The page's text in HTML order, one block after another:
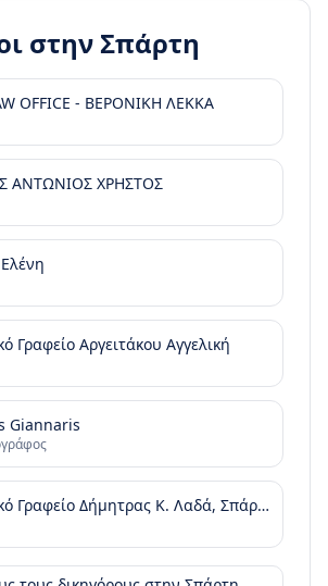
στην Σπάρτη
OFFICE - ΒΕΡΟΝΙΚΗ ΛΕΚΚΑ
ΑΝΤΩΝΙΟΣ ΧΡΗΣΤΟΣ
Γραφείο Αργειτάκου Αγγελική
Giannaris
Δικηγορικό Γραφείο Δήμητρας Κ. Λαδά, Σπάρτη